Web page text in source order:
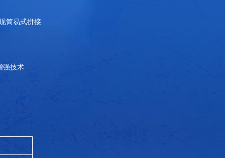
简易式拼接
强技术